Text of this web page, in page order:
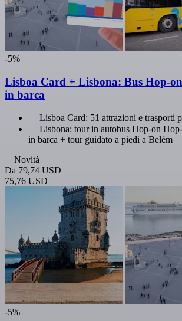
-5%
Lisboa Card + Lisbona: Bus Hop-
in barca
Lisboa Card: 51 attrazioni e trasporti
Lisbona: tour in autobus Hop-on
in barca + tour guidato a piedi a Belém
Novità
Da 79,74 USD
75,76 USD
-5%